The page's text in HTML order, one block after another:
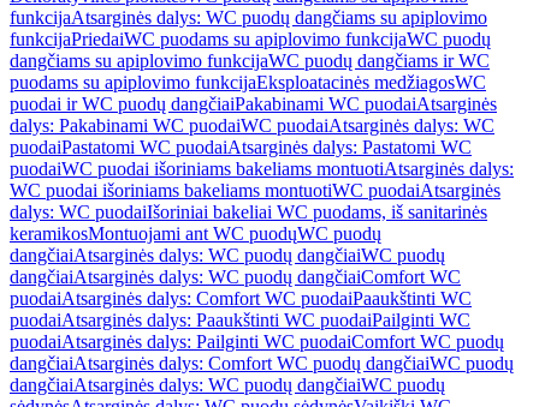
funkcijaAtsarginės dalys: WC puodų dangčiams su apiplovimo
funkcijaPriedaiWC puodams su apiplovimo funkcijaWC puodų
dangčiams su apiplovimo funkcijaWC puodų dangčiams ir WC
puodams su apiplovimo funkcijaEksploatacinės medžiagosWC
puodai ir WC puodų dangčiaiPakabinami WC puodaiAtsarginės
dalys: Pakabinami WC puodaiWC puodaiAtsarginės dalys: WC
puodaiPastatomi WC puodaiAtsarginės dalys: Pastatomi WC
puodaiWC puodai išoriniams bakeliams montuotiAtsarginės dalys:
WC puodai išoriniams bakeliams montuotiWC puodaiAtsarginės
dalys: WC puodaiIšoriniai bakeliai WC puodams, iš sanitarinės
keramikosMontuojami ant WC puodųWC puodų
dangčiaiAtsarginės dalys: WC puodų dangčiaiWC puodų
dangčiaiAtsarginės dalys: WC puodų dangčiaiComfort WC
puodaiAtsarginės dalys: Comfort WC puodaiPaaukštinti WC
puodaiAtsarginės dalys: Paaukštinti WC puodaiPailginti WC
puodaiAtsarginės dalys: Pailginti WC puodaiComfort WC puodų
dangčiaiAtsarginės dalys: Comfort WC puodų dangčiaiWC puodų
dangčiaiAtsarginės dalys: WC puodų dangčiaiWC puodų